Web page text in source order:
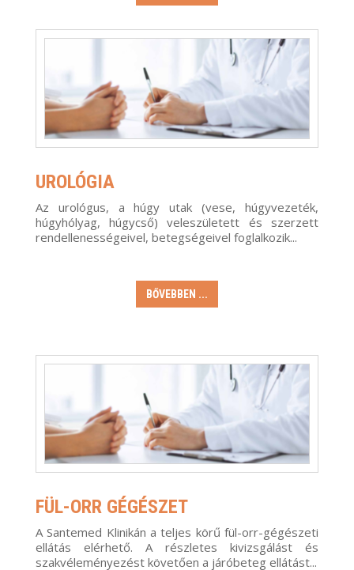
UROLÓGIA
Az urológus, a húgy utak (vese, húgyvezeték,
húgyhólyag, húgycső) veleszületett és szerzett
rendellenességeivel, betegségeivel foglalkozik...
BŐVEBBEN ...
FÜL-ORR GÉGÉSZET
A Santemed Klinikán a teljes körű fül-orr-gégészeti
ellátás elérhető. A részletes kivizsgálást és
szakvéleményezést követően a járóbeteg ellátást...